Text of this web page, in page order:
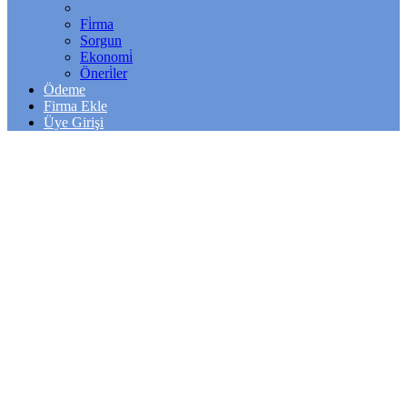
Fi̇rma
Sorgun
Ekonomi̇
Öneri̇ler
Ödeme
Firma Ekle
Üye Girişi